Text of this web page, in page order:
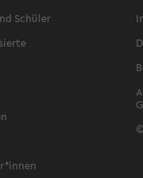
Schüler